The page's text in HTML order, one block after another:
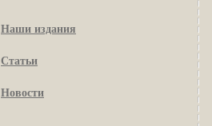
Наши издания
Статьи
Новости